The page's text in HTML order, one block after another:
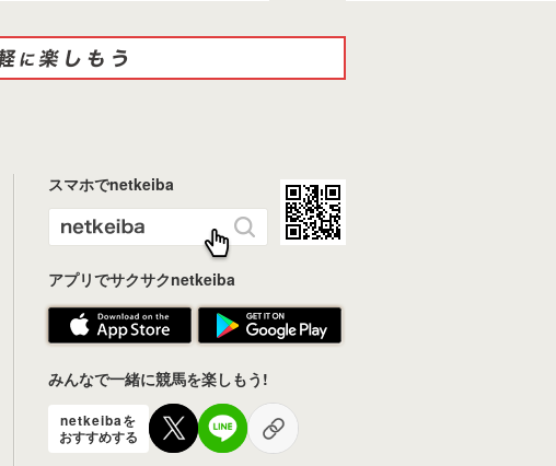
スマホでnetkeiba
アプリでサクサクnetkeiba
みんなで一緒に競馬を楽しもう!
netkeibaを
おすすめする